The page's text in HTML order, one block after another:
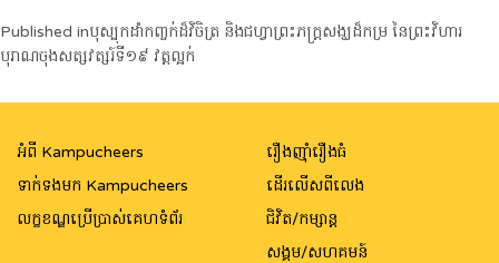
Post
navigation
Published inបុស្បុកដាំកញ្ចក់ដ៏វិចិត្រ និងជហ្វាព្រះភក្រ្តសង្ឃដ៏កម្រ នៃព្រះវិហារ
បុរាណចុងសត្សវត្សរ៍ទី១៩ វត្តល្អក់
អំពី Kampucheers
ទាក់ទងមក Kampucheers
លក្ខខណ្ឌប្រើប្រាស់គេហទំព័រ
រឿងញ៉ាំរឿងធំ
ដើរលើសពីលេង
ជិវិត/កម្សាន្ត
សង្គម/សហគមន៍